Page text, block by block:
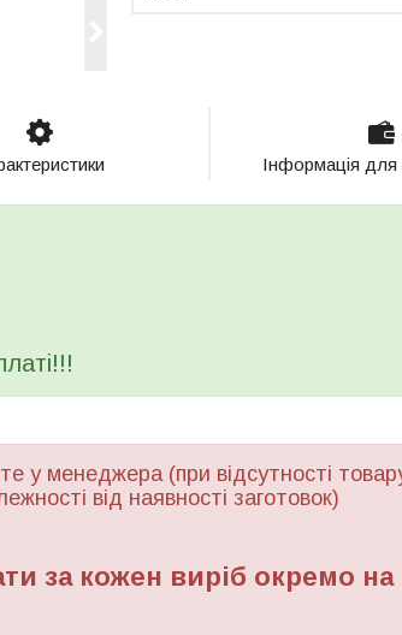
Інформація
у менеджера (при відсутності
від наявності заготовок)
за кожен виріб окремо